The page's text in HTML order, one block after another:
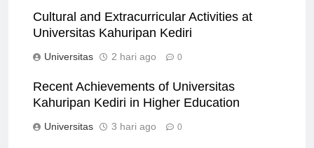
Cultural and Extracurricular Activities at
Universitas Kahuripan Kediri
Universitas 2 hari ago 0
Recent Achievements of Universitas
Kahuripan Kediri in Higher Education
Universitas 3 hari ago 0